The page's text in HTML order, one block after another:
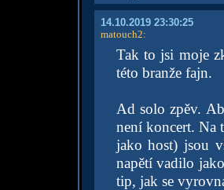
14.10.2019 23:30:25
matouch2:
Tak to jsi moje
této branže fajn.
Ad solo zpěv.
není koncert. Na
jako host) jsou
napětí vadilo
tip, jak se